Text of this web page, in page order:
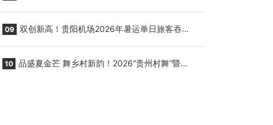
09 双创新高！贵阳机场2026年暑运单日旅客吞吐
10 品盛夏金芒 舞乡村新韵！2026“贵州村舞”暨望